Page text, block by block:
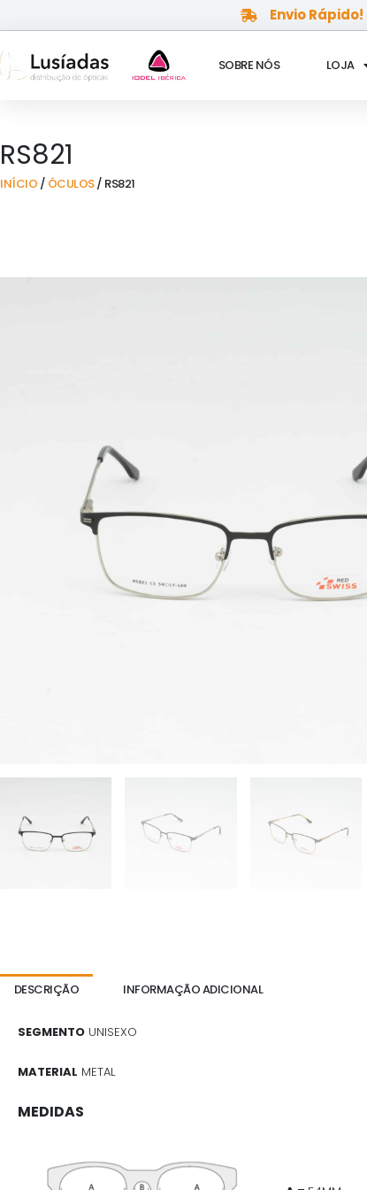
to
content
Envio Rápido!
SOBRE NÓS LOJA
RS821
INÍCIO / ÓCULOS/ RS821
DESCRIÇÃO INFORMAÇÃO ADICIONAL
SEGMENTO UNISEXO
MATERIAL METAL
MEDIDAS